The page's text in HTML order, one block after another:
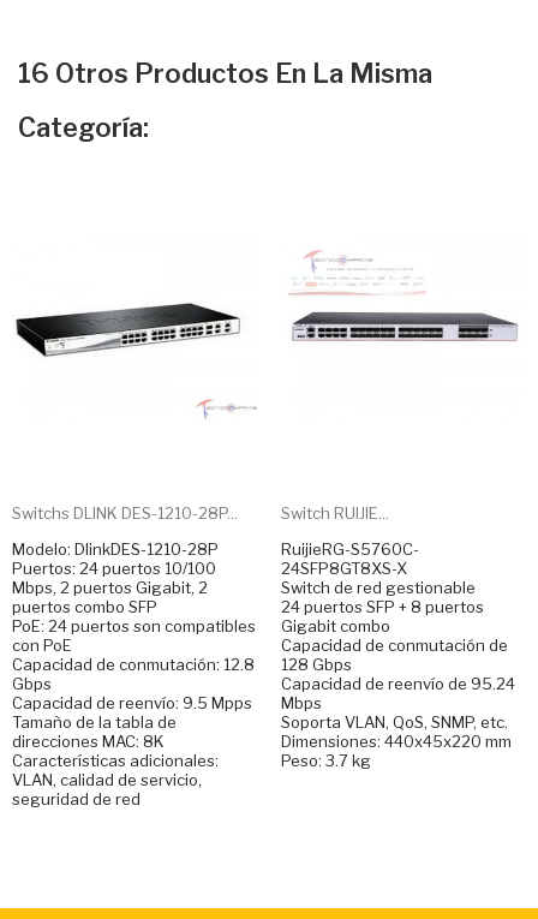
16 Otros Productos En La Misma
Categoría:
Switchs DLINK DES-1210-28P...
Modelo: DlinkDES-1210-28P
Puertos: 24 puertos 10/100
Mbps, 2 puertos Gigabit, 2
puertos combo SFP
PoE: 24 puertos son compatibles
con PoE
Capacidad de conmutación: 12.8
Gbps
Capacidad de reenvío: 9.5 Mpps
Tamaño de la tabla de
direcciones MAC: 8K
Características adicionales:
VLAN, calidad de servicio,
seguridad de red
Switch RUIJIE...
RuijieRG-S5760C-
24SFP8GT8XS-X
Switch de red gestionable
24 puertos SFP + 8 puertos
Gigabit combo
Capacidad de conmutación de
128 Gbps
Capacidad de reenvío de 95.24
Mbps
Soporta VLAN, QoS, SNMP, etc.
Dimensiones: 440x45x220 mm
Peso: 3.7 kg